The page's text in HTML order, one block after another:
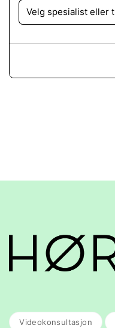
Videokonsultasjon